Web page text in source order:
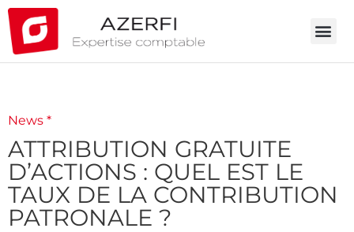
News *
ATTRIBUTION GRATUITE
D’ACTIONS : QUEL EST LE
TAUX DE LA CONTRIBUTION
PATRONALE ?